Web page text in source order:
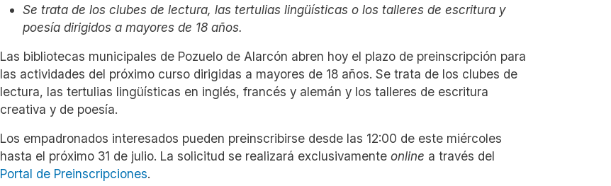
Se trata de los clubes de lectura, las tertulias lingüísticas o los talleres de escritura y
poesía dirigidos a mayores de 18 años.
Las bibliotecas municipales de Pozuelo de Alarcón abren hoy el plazo de preinscripción para
las actividades del próximo curso dirigidas a mayores de 18 años. Se trata de los clubes de
lectura, las tertulias lingüísticas en inglés, francés y alemán y los talleres de escritura
creativa y de poesía.
Los empadronados interesados pueden preinscribirse desde las 12:00 de este miércoles
hasta el próximo 31 de julio. La solicitud se realizará exclusivamenteonline a través del
Portal de Preinscripciones.